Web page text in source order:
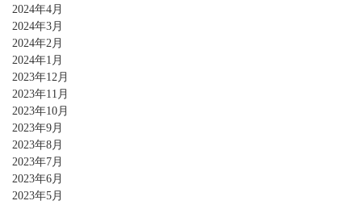
2024年4月
2024年3月
2024年2月
2024年1月
2023年12月
2023年11月
2023年10月
2023年9月
2023年8月
2023年7月
2023年6月
2023年5月